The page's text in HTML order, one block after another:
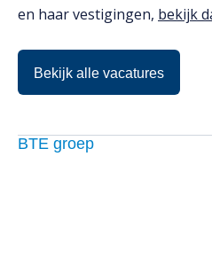
en haar vestigingen, bekijk
Bekijk alle vacatures
BTE groep